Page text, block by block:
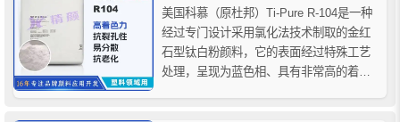
美国科慕（原杜邦）Ti-Pure R-104是一种
经过专门设计采用氯化法技术制取的金红
石型钛白粉颜料，它的表面经过特殊工艺
处理，呈现为蓝色相、具有非常高的着色